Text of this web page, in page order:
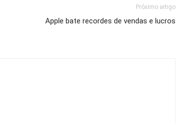
Próximo artigo
Apple bate recordes de vendas e lucros